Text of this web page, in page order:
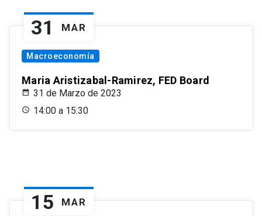
31 MAR
Macroeconomía
Maria Aristizabal-Ramirez, FED Board
31 de Marzo de 2023
14:00 a 15:30
15 MAR